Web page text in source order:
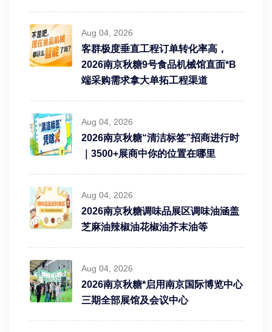
Aug 04, 2026
客群极度垂直工程订单转化率高，
2026南京秋糖9号食品机械馆直面*B
端采购需求拿大单拓工程渠道
Aug 04, 2026
2026南京秋糖“清洁标签”招商进行时
｜3500+展商中你的位置在哪里
Aug 04, 2026
2026南京秋糖调味品展区调味油涵盖
芝麻油辣椒油花椒油芥末油等
Aug 04, 2026
2026南京秋糖*启用南京国际博览中心
三期全部展馆及会议中心